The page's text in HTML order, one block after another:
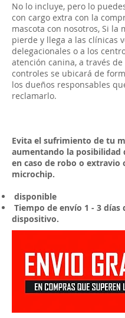
No lo incluye, pero lo
con cargo extra con la
mascota con nosotros, Si la
pierde y llega a las clínicas
delegacionales o a los
atención canina, a través de
controles se ubicará de
los dueños responsables
reclamarlo.
Evita el sufrimiento de tu
aumentando la posibilidad
en caso de robo o extravio
microchip.
disponible
Tiempo de envío 1 - 3 días
dispositivo.